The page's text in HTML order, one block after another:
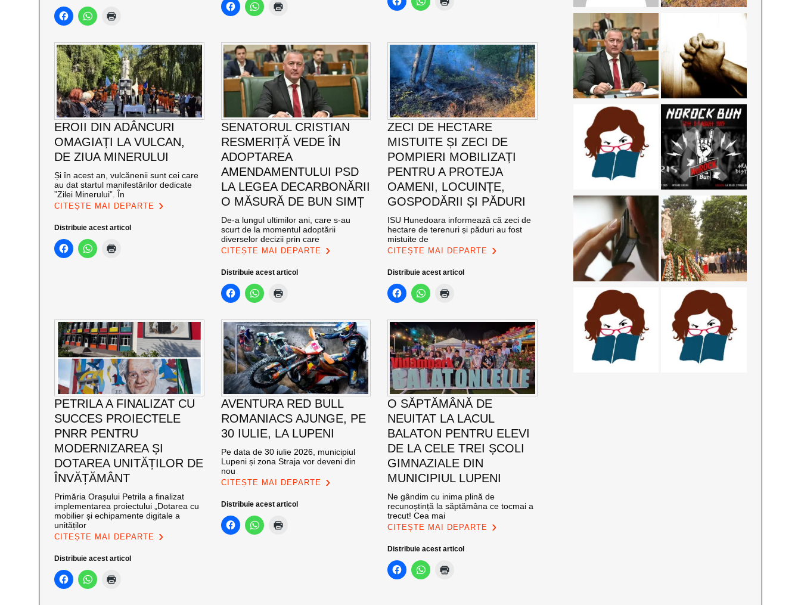
EROII DIN ADÂNCURI
OMAGIAȚI LA VULCAN,
DE ZIUA MINERULUI
Și în acest an, vulcănenii sunt cei care
au dat startul manifestărilor dedicate
”Zilei Minerului”. În
CITEȘTE MAI DEPARTE
Distribuie acest articol
SENATORUL CRISTIAN
RESMERIȚĂ VEDE ÎN
ADOPTAREA
AMENDAMENTULUI PSD
LA LEGEA DECARBONĂRII
O MĂSURĂ DE BUN SIMȚ
De-a lungul ultimilor ani, care s-au
scurt de la momentul adoptării
diverselor decizii prin care
CITEȘTE MAI DEPARTE
Distribuie acest articol
ZECI DE HECTARE
MISTUITE ȘI ZECI DE
POMPIERI MOBILIZAȚI
PENTRU A PROTEJA
OAMENI, LOCUINȚE,
GOSPODĂRII ȘI PĂDURI
ISU Hunedoara informează că zeci de
hectare de terenuri și păduri au fost
mistuite de
CITEȘTE MAI DEPARTE
Distribuie acest articol
PETRILA A FINALIZAT CU
SUCCES PROIECTELE
PNRR PENTRU
MODERNIZAREA ȘI
DOTAREA UNITĂȚILOR DE
ÎNVĂȚĂMÂNT
Primăria Orașului Petrila a finalizat
implementarea proiectului „Dotarea cu
mobilier și echipamente digitale a
unităților
CITEȘTE MAI DEPARTE
Distribuie acest articol
AVENTURA RED BULL
ROMANIACS AJUNGE, PE
30 IULIE, LA LUPENI
Pe data de 30 iulie 2026, municipiul
Lupeni și zona Straja vor deveni din
nou
CITEȘTE MAI DEPARTE
Distribuie acest articol
O SĂPTĂMÂNĂ DE
NEUITAT LA LACUL
BALATON PENTRU ELEVI
DE LA CELE TREI ȘCOLI
GIMNAZIALE DIN
MUNICIPIUL LUPENI
Ne gândim cu inima plină de
recunoștință la săptămâna ce tocmai a
trecut! Cea mai
CITEȘTE MAI DEPARTE
Distribuie acest articol